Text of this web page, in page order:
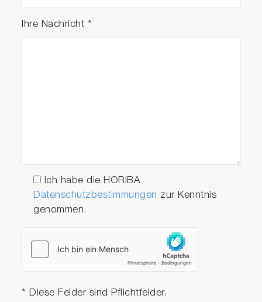
Ihre Nachricht *
Ich habe die HORIBA
Datenschutzbestimmungen zur Kenntnis
genommen.
* Diese Felder sind Pflichtfelder.